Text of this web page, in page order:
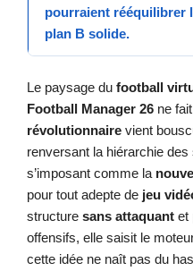
pourraient rééquilibrer
plan B solide.
Le paysage du football
Football Manager 26 ne
révolutionnaire vient
renversant la hiérarchie
s’imposant comme la
pour tout adepte de jeu
structure sans attaquant et
offensifs, elle saisit le
cette idée ne naît pas du